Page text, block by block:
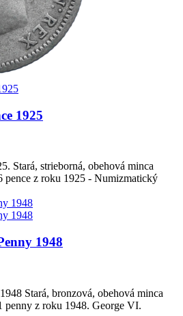
1925
Stará, strieborná, obehová minca
z roku 1925 - Numizmatický
1948
Stará, bronzová, obehová minca
z roku 1948. George VI.